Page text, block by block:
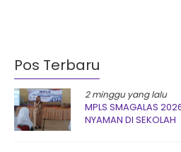
Pos Terbaru
2 minggu yang lalu
MPLS SMAGALAS
NYAMAN DI SEKOLAH